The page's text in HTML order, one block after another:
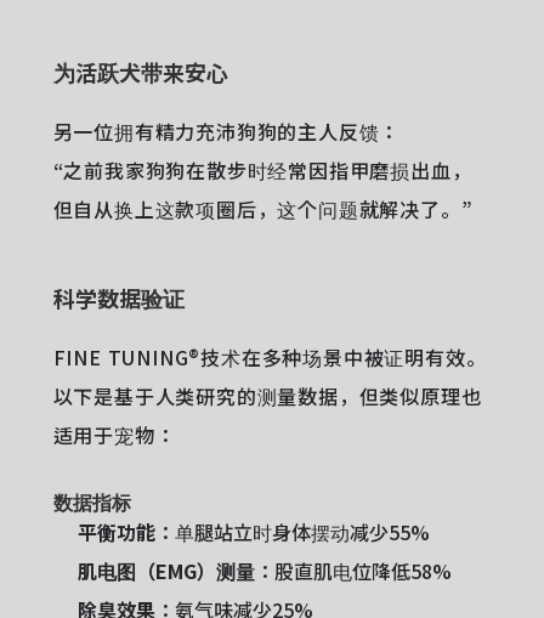
为活跃犬带来安心
另一位拥有精力充沛狗狗的主人反馈：
“之前我家狗狗在散步时经常因指甲磨损出血，
但自从换上这款项圈后，这个问题就解决了。”
科学数据验证
FINE TUNING®技术在多种场景中被证明有效。
以下是基于人类研究的测量数据，但类似原理也
适用于宠物：
数据指标
平衡功能：单腿站立时身体摆动减少55%
肌电图（EMG）测量：股直肌电位降低58%
除臭效果：氨气味减少25%